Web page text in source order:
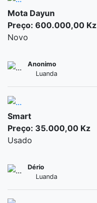
Mota Dayun
Preço: 600.000,00 Kz
Novo
Anonimo
Luanda
Smart
Preço: 35.000,00 Kz
Usado
Dério
Luanda